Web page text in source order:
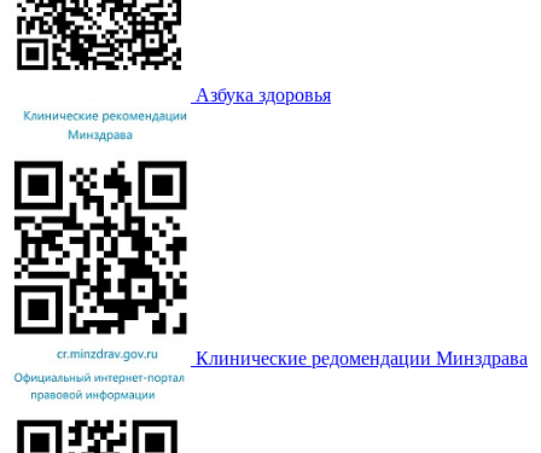
Азбука здоровья
Клинические редомендации Минздрава